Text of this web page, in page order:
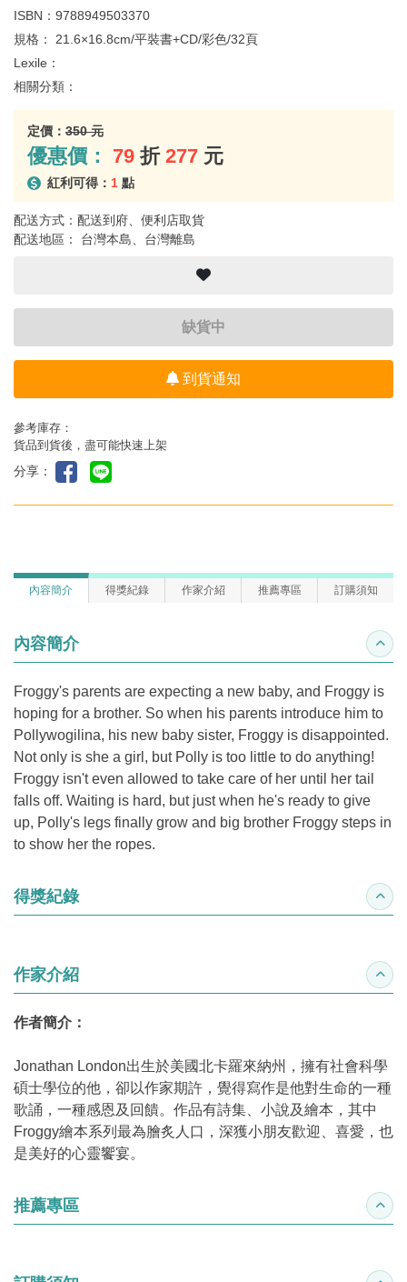
ISBN： 9788949503370
規格： 21.6×16.8cm/平裝書+CD/彩色/32頁
Lexile：
相關分類：
定價： 350 元
優惠價： 79 折 277 元
紅利可得： 1 點
配送方式：配送到府、便利店取貨
配送地區： 台灣本島、台灣離島
缺貨中
到貨通知
參考庫存：
貨品到貨後，盡可能快速上架
分享：
內容簡介 得獎紀錄 作家介紹 推薦專區 訂購須知
內容簡介 收合
Froggy's parents are expecting a new baby, and Froggy is
hoping for a brother. So when his parents introduce him to
Pollywogilina, his new baby sister, Froggy is disappointed.
Not only is she a girl, but Polly is too little to do anything!
Froggy isn't even allowed to take care of her until her tail
falls off. Waiting is hard, but just when he's ready to give
up, Polly's legs finally grow and big brother Froggy steps in
to show her the ropes.
得獎紀錄 收合
作家介紹 收合
作者簡介：
Jonathan London出生於美國北卡羅來納州，擁有社會科學
碩士學位的他，卻以作家期許，覺得寫作是他對生命的一種
歌誦，一種感恩及回饋。作品有詩集、小說及繪本，其中
Froggy繪本系列最為膾炙人口，深獲小朋友歡迎、喜愛，也
是美好的心靈饗宴。
推薦專區 收合